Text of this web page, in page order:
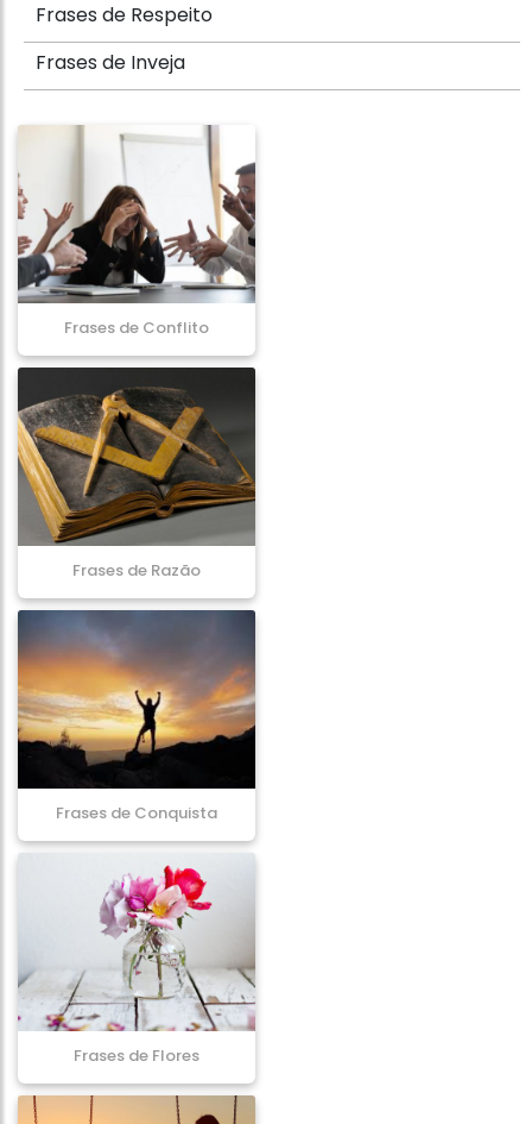
Frases de Respeito
Frases de Inveja
Frases de Conflito
Frases de Razão
Frases de Conquista
Frases de Flores